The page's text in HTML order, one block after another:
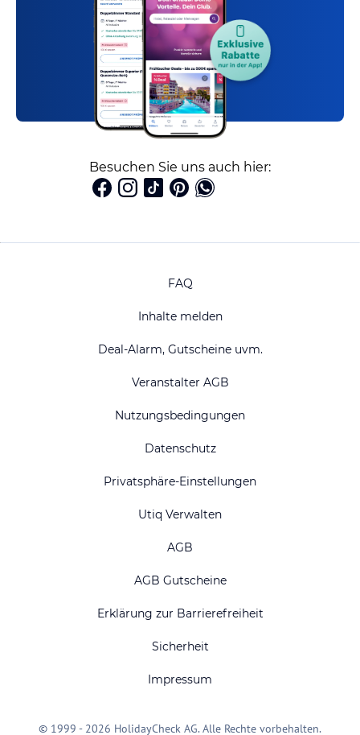
Besuchen Sie uns auch hier:
FAQ
Inhalte melden
Deal-Alarm, Gutscheine uvm.
Veranstalter AGB
Nutzungsbedingungen
Datenschutz
Privatsphäre-Einstellungen
Utiq Verwalten
AGB
AGB Gutscheine
Erklärung zur Barrierefreiheit
Sicherheit
Impressum
© 1999 - 2026 HolidayCheck AG. Alle Rechte vorbehalten.